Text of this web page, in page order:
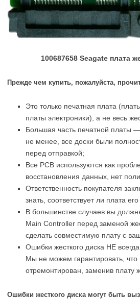
100687658 Seagate плата
Прежде чем купить, пожалуйста,
Это только печатная плата
платы электроники), а не весь
Большая часть печатной платы
не менее, все доски были
перед отправкой;
Все PCB используются как
восстановления данных, нет
Ответственность покупателя
знать, соответствует ли плата
В большинстве случаев вы
Main Controller перед заменой
сделать совместимую плату с
Ошибки жесткого диска НЕ
Мы не можем гарантировать, что
отремонтирован, заменив плату
Ошибки жесткого диска могут быть